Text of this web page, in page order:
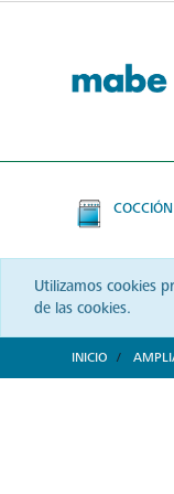
COCCIÓN
Utilizamos cookies
de las cookies.
INICIO